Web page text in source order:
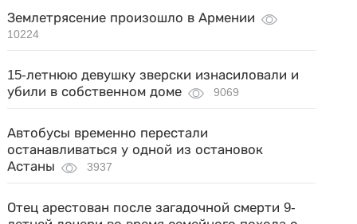
Землетрясение произошло в Армении
10224
15-летнюю девушку зверски изнасиловали и
убили в собственном доме
9069
Автобусы временно перестали
останавливаться у одной из остановок
Астаны
3937
Отец арестован после загадочной смерти 9-